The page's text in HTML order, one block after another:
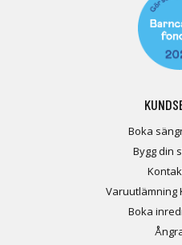
Boka
Bygg din
Varuutlämning
Boka